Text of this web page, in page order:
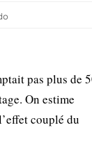
pas plus de
On estime
couplé du